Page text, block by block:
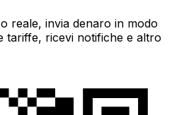
reale, invia denaro in modo
tariffe, ricevi notifiche e altro